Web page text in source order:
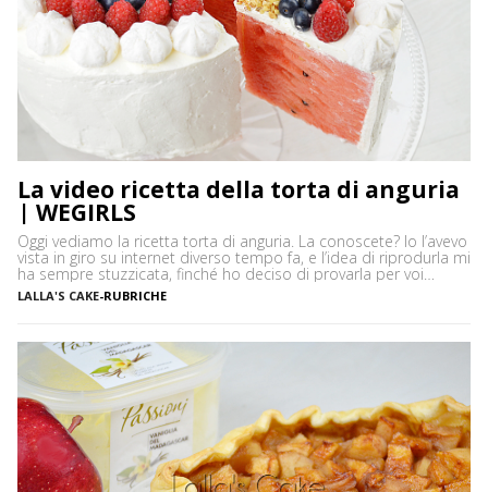
La video ricetta della torta di anguria
| WEGIRLS
Oggi vediamo la ricetta torta di anguria. La conoscete? Io l’avevo
vista in giro su internet diverso tempo fa, e l’idea di riprodurla mi
ha sempre stuzzicata, finché ho deciso di provarla per voi
affezionate di WeGirls. Ora che l’ho fatta, vi posso garantire che
la “Torta di Anguria” non è solo una delle ricette […]
LALLA'S CAKE-RUBRICHE